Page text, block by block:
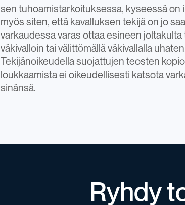
sen tuhoamistarkoituksessa, kyseessä on
myös siten, että kavalluksen tekijä on jo
varkaudessa varas ottaa esineen
väkivalloin tai välittömällä väkivallalla
Tekijänoikeudella suojattujen teosten
loukkaamista ei oikeudellisesti katsota
sinänsä.
Ryhdy